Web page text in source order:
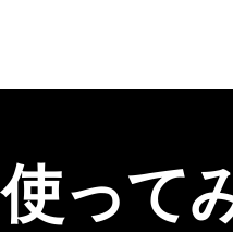
使って